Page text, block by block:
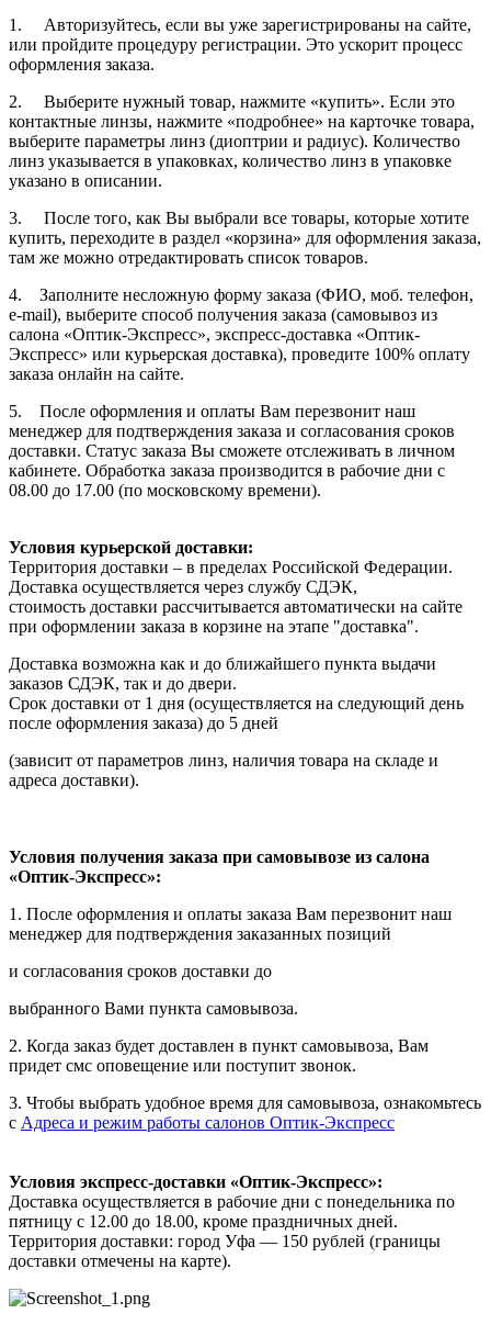
1. Авторизуйтесь, если вы уже зарегистрированы на сайте,
или пройдите процедуру регистрации. Это ускорит процесс
оформления заказа.
2. Выберите нужный товар, нажмите «купить». Если это
контактные линзы, нажмите «подробнее» на карточке товара,
выберите параметры линз (диоптрии и радиус). Количество
линз указывается в упаковках, количество линз в упаковке
указано в описании.
3. После того, как Вы выбрали все товары, которые хотите
купить, переходите в раздел «корзина» для оформления заказа,
там же можно отредактировать список товаров.
4. Заполните несложную форму заказа (ФИО, моб. телефон,
e-mail), выберите способ получения заказа (самовывоз из
салона «Оптик-Экспресс», экспресс-доставка «Оптик-
Экспресс» или курьерская доставка), проведите 100% оплату
заказа онлайн на сайте.
5. После оформления и оплаты Вам перезвонит наш
менеджер для подтверждения заказа и согласования сроков
доставки. Статус заказа Вы сможете отслеживать в личном
кабинете. Обработка заказа производится в рабочие дни с
08.00 до 17.00 (по московскому времени).
Условия курьерской доставки:
Территория доставки – в пределах Российской Федерации.
Доставка осуществляется через службу СДЭК,
стоимость доставки рассчитывается автоматически на сайте
при оформлении заказа в корзине на этапе "доставка".
Доставка возможна как и до ближайшего пункта выдачи
заказов СДЭК, так и до двери.
Срок доставки от 1 дня (осуществляется на следующий день
после оформления заказа) до 5 дней
(зависит от параметров линз, наличия товара на складе и
адреса доставки).
Условия получения заказа при самовывозе из салона
«Оптик-Экспресс»:
1. После оформления и оплаты заказа Вам перезвонит наш
менеджер для подтверждения заказанных позиций
и согласования сроков доставки до
выбранного Вами пункта самовывоза.
2. Когда заказ будет доставлен в пункт самовывоза, Вам
придет смс оповещение или поступит звонок.
3. Чтобы выбрать удобное время для самовывоза, ознакомьтесь
с Адреса и режим работы салонов Оптик-Экспресс
Условия экспресс-доставки «Оптик-Экспресс»:
Доставка осуществляется в рабочие дни с понедельника по
пятницу с 12.00 до 18.00, кроме праздничных дней.
Территория доставки: город Уфа — 150 рублей (границы
доставки отмечены на карте).